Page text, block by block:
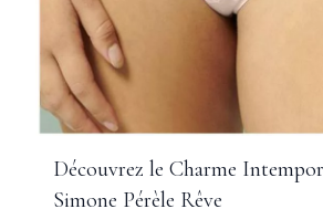
Découvrez le Charme
Simone Pérèle Rêve